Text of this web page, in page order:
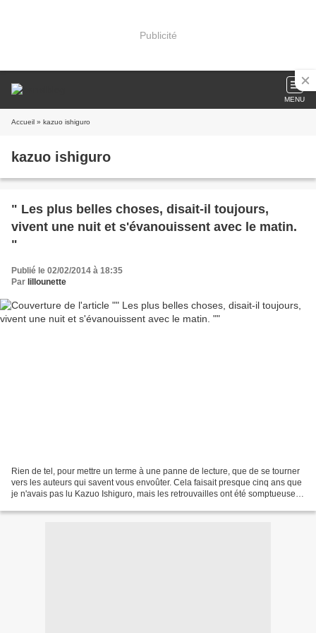
Publicité
MENU
Accueil » kazuo ishiguro
kazuo ishiguro
" Les plus belles choses, disait-il toujours,
vivent une nuit et s'évanouissent avec le matin.
"
Publié le 02/02/2014 à 18:35
Par lillounette
Rien de tel, pour mettre un terme à une panne de lecture, que de se tourner
vers les auteurs qui savent vous envoûter. Cela faisait presque cinq ans que
je n'avais pas lu Kazuo Ishiguro, mais les retrouvailles ont été somptueuses.